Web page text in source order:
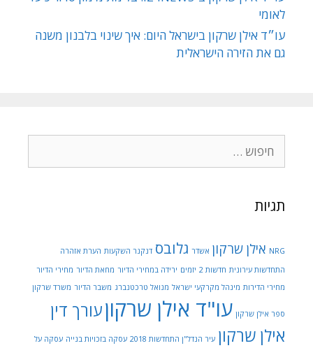
לאומי
עו״ד אילן שרקון בישראל היום: איך שינוי בלבנון משנה
גם את הזירה הישראלית
תגיות
NRG אילן שרקון אשדר גלובס דנקנר השקעות הערת אזהרה
התחדשות עירונית חדשות 2 יזמים ירידה במחירי הדיור מחאת הדיור מחירי הדיור
מחירי הדירות מינהל מקרקעי ישראל מנואל טרכטנברג משבר הדיור משרד שרקון
ספר אילן שרקון עו"ד אילן שרקוןעורך דין
אילן שרקון עיר הנדל"ן התחדשות 2018 עסקה בזכויות בנייה עסקה על